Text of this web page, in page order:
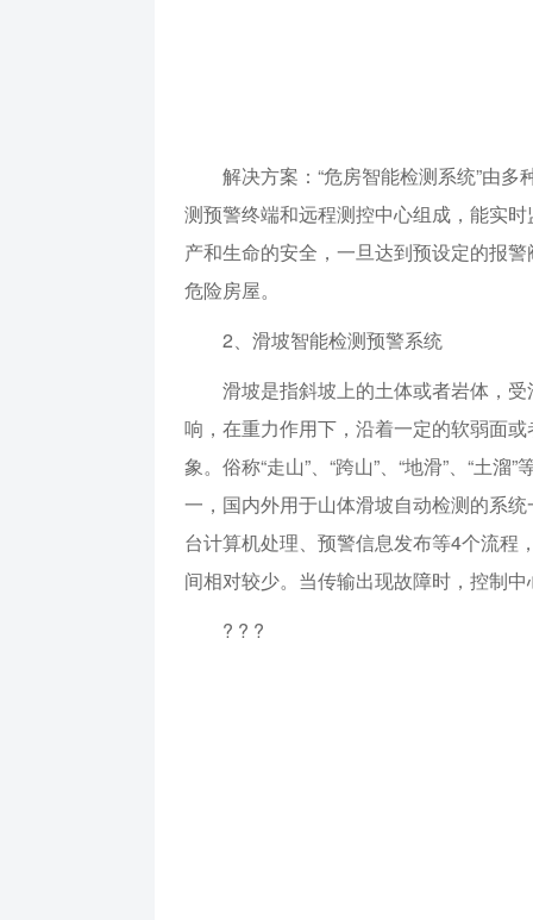
解决方案：“危房智能检测系统”由
测预警终端和远程测控中心组成，能实
产和生命的安全，一旦达到预设定的报
危险房屋。
2、滑坡智能检测预警系统
滑坡是指斜坡上的土体或者岩体，
响，在重力作用下，沿着一定的软弱面
象。俗称“走山”、“跨山”、“地滑”、“土
一，国内外用于山体滑坡自动检测的系
台计算机处理、预警信息发布等4个流程
间相对较少。当传输出现故障时，控制
? ? ?